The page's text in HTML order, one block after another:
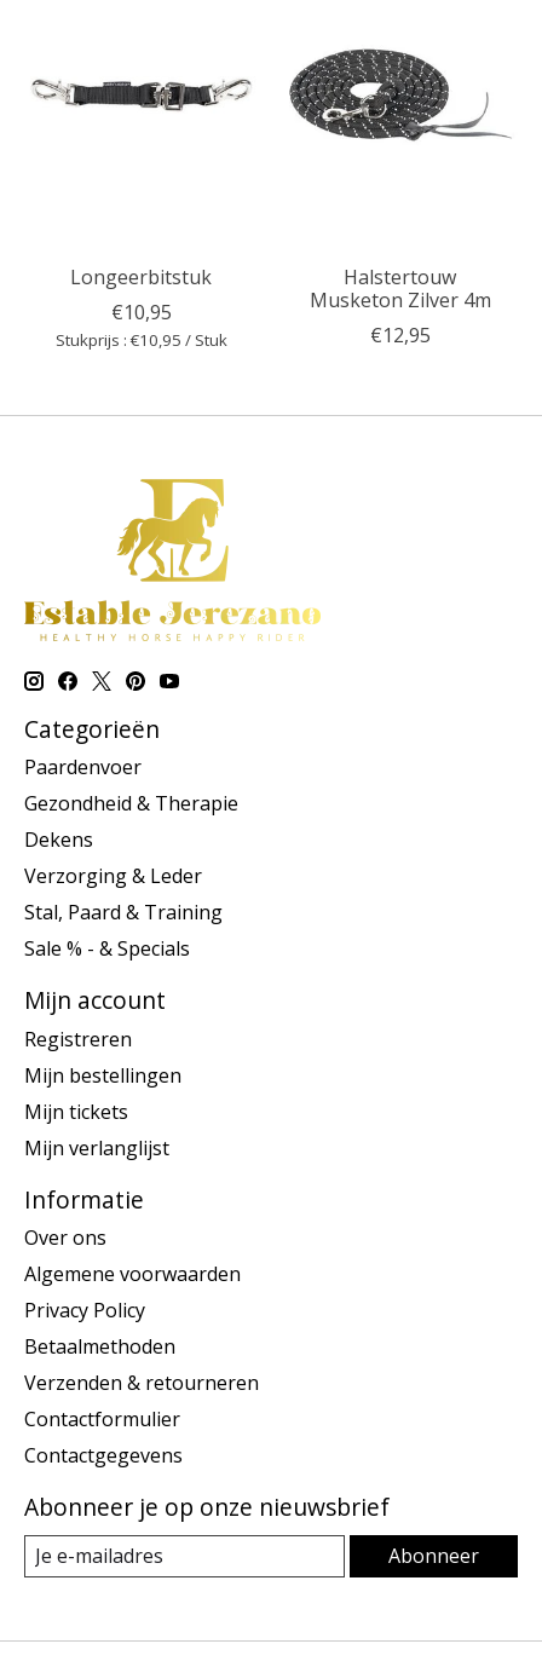
Longeerbitstuk
€10,95
Stukprijs : €10,95 / Stuk
Halstertouw
Musketon Zilver 4m
€12,95
Categorieën
Paardenvoer
Gezondheid & Therapie
Dekens
Verzorging & Leder
Stal, Paard & Training
Sale % - & Specials
Mijn account
Registreren
Mijn bestellingen
Mijn tickets
Mijn verlanglijst
Informatie
Over ons
Algemene voorwaarden
Privacy Policy
Betaalmethoden
Verzenden & retourneren
Contactformulier
Contactgegevens
Abonneer je op onze nieuwsbrief
Abonneer